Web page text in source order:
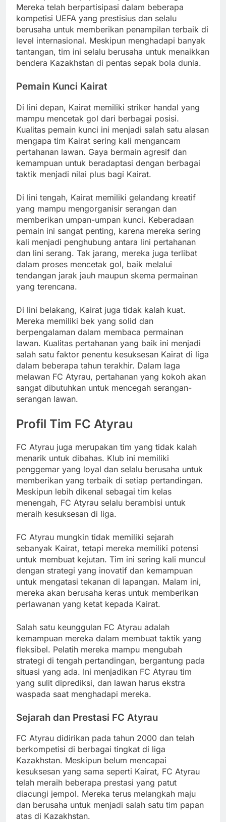
Mereka telah berpartisipasi dalam beberapa
kompetisi UEFA yang prestisius dan selalu
berusaha untuk memberikan penampilan terbaik di
level internasional. Meskipun menghadapi banyak
tantangan, tim ini selalu berusaha untuk menaikkan
bendera Kazakhstan di pentas sepak bola dunia.
Pemain Kunci Kairat
Di lini depan, Kairat memiliki striker handal yang
mampu mencetak gol dari berbagai posisi.
Kualitas pemain kunci ini menjadi salah satu alasan
mengapa tim Kairat sering kali mengancam
pertahanan lawan. Gaya bermain agresif dan
kemampuan untuk beradaptasi dengan berbagai
taktik menjadi nilai plus bagi Kairat.
Di lini tengah, Kairat memiliki gelandang kreatif
yang mampu mengorganisir serangan dan
memberikan umpan-umpan kunci. Keberadaan
pemain ini sangat penting, karena mereka sering
kali menjadi penghubung antara lini pertahanan
dan lini serang. Tak jarang, mereka juga terlibat
dalam proses mencetak gol, baik melalui
tendangan jarak jauh maupun skema permainan
yang terencana.
Di lini belakang, Kairat juga tidak kalah kuat.
Mereka memiliki bek yang solid dan
berpengalaman dalam membaca permainan
lawan. Kualitas pertahanan yang baik ini menjadi
salah satu faktor penentu kesuksesan Kairat di liga
dalam beberapa tahun terakhir. Dalam laga
melawan FC Atyrau, pertahanan yang kokoh akan
sangat dibutuhkan untuk mencegah serangan-
serangan lawan.
Profil Tim FC Atyrau
FC Atyrau juga merupakan tim yang tidak kalah
menarik untuk dibahas. Klub ini memiliki
penggemar yang loyal dan selalu berusaha untuk
memberikan yang terbaik di setiap pertandingan.
Meskipun lebih dikenal sebagai tim kelas
menengah, FC Atyrau selalu berambisi untuk
meraih kesuksesan di liga.
FC Atyrau mungkin tidak memiliki sejarah
sebanyak Kairat, tetapi mereka memiliki potensi
untuk membuat kejutan. Tim ini sering kali muncul
dengan strategi yang inovatif dan kemampuan
untuk mengatasi tekanan di lapangan. Malam ini,
mereka akan berusaha keras untuk memberikan
perlawanan yang ketat kepada Kairat.
Salah satu keunggulan FC Atyrau adalah
kemampuan mereka dalam membuat taktik yang
fleksibel. Pelatih mereka mampu mengubah
strategi di tengah pertandingan, bergantung pada
situasi yang ada. Ini menjadikan FC Atyrau tim
yang sulit diprediksi, dan lawan harus ekstra
waspada saat menghadapi mereka.
Sejarah dan Prestasi FC Atyrau
FC Atyrau didirikan pada tahun 2000 dan telah
berkompetisi di berbagai tingkat di liga
Kazakhstan. Meskipun belum mencapai
kesuksesan yang sama seperti Kairat, FC Atyrau
telah meraih beberapa prestasi yang patut
diacungi jempol. Mereka terus melangkah maju
dan berusaha untuk menjadi salah satu tim papan
atas di Kazakhstan.